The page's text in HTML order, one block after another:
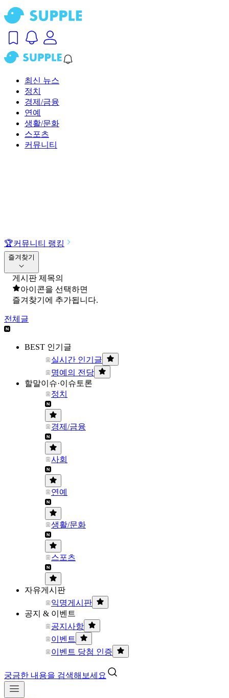
최신 뉴스
정치
경제/금융
연예
생활/문화
스포츠
커뮤니티
🏆커뮤니티 랭킹
즐겨찾기
게시판 제목의
아이콘을 선택하면
즐겨찾기에 추가됩니다.
전체글
BEST 인기글
실시간 인기글
명예의 전당
할말이슈·이슈토론
정치
경제/금융
사회
연예
생활/문화
스포츠
자유게시판
익명게시판
공지 & 이벤트
공지사항
이벤트
이벤트 당첨 인증
궁금한 내용을 검색해보세요